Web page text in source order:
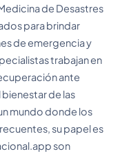
de Desastres
para brindar
de emergencia y
trabajan en
ante
bienestar de las
mundo donde los
su papel es
son